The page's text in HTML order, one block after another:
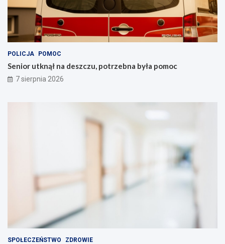
POLICJA POMOC
Senior utknął na deszczu, potrzebna była pomoc
7 sierpnia 2026
SPOŁECZEŃSTWO ZDROWIE